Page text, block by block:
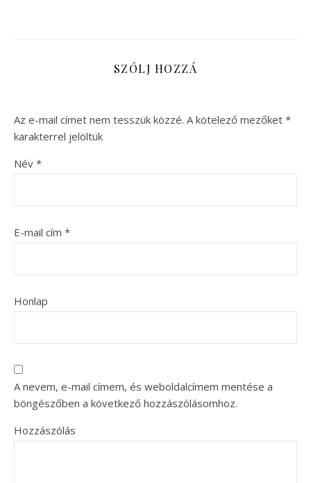
SZÓLJ HOZZÁ
Az e-mail címet nem tesszük közzé. A kötelező mezőket *
karakterrel jelöltük
Név *
E-mail cím *
Honlap
A nevem, e-mail címem, és weboldalcímem mentése a
böngészőben a következő hozzászólásomhoz.
Hozzászólás